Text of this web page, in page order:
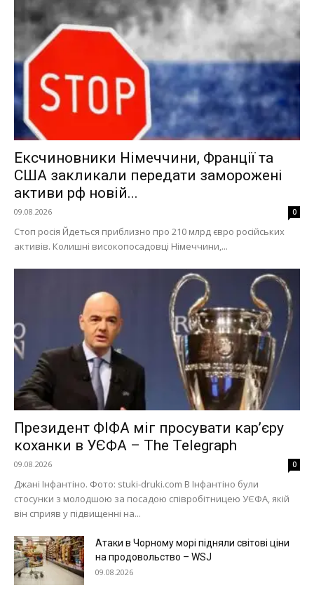
Ексчиновники Німеччини, Франції та
США закликали передати заморожені
активи рф новій...
09.08.2026 0
Стоп росія Йдеться приблизно про 210 млрд євро російських
активів. Колишні високопосадовці Німеччини,...
Президент ФІФА міг просувати кар’єру
коханки в УЄФА – The Telegraph
09.08.2026 0
Джані Інфантіно. Фото: stuki-druki.com В Інфантіно були
стосунки з молодшою за посадою співробітницею УЄФА, якій
він сприяв у підвищенні на...
Атаки в Чорному морі підняли світові ціни
на продовольство – WSJ
09.08.2026